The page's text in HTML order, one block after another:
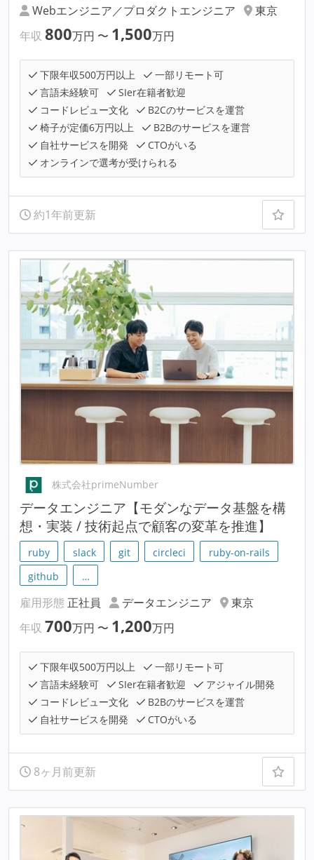
Webエンジニア／プロダクトエンジニア
東京
年収 800万円 〜 1,500万円
下限年収500万円以上
一部リモート可
言語未経験可
SIer在籍者歓迎
コードレビュー文化
B2Cのサービスを運営
椅子が定価6万円以上
B2Bのサービスを運営
自社サービスを開発
CTOがいる
オンラインで選考が受けられる
約1年前更新
株式会社primeNumber
データエンジニア【モダンなデータ基盤を構
想・実装 / 技術起点で顧客の変革を推進】
ruby slack git circleci
ruby-on-rails
github
…
雇用形態 正社員 データエンジニア
東京
年収 700万円 〜 1,200万円
下限年収500万円以上
一部リモート可
言語未経験可
SIer在籍者歓迎
アジャイル開発
コードレビュー文化
B2Bのサービスを運営
自社サービスを開発
CTOがいる
8ヶ月前更新